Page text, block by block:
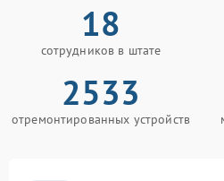
18
сотрудников в штате
2533
отремонтированных устройств